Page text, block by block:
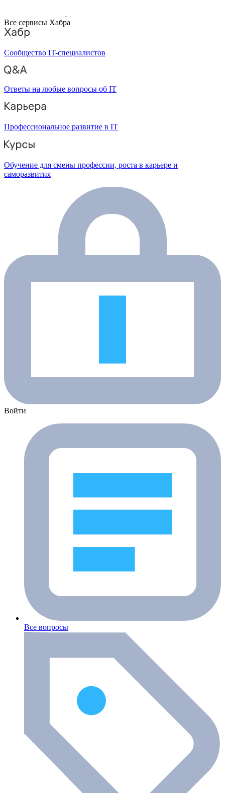
Все сервисы Хабра
Сообщество IT-специалистов
Ответы на любые вопросы об IT
Профессиональное развитие в IT
Обучение для смены профессии, роста в карьере и
саморазвития
Войти
Все вопросы